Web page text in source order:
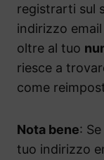
registrarti sul
indirizzo
oltre al tuo
riesce a
come
Nota bene:
tuo indirizzo